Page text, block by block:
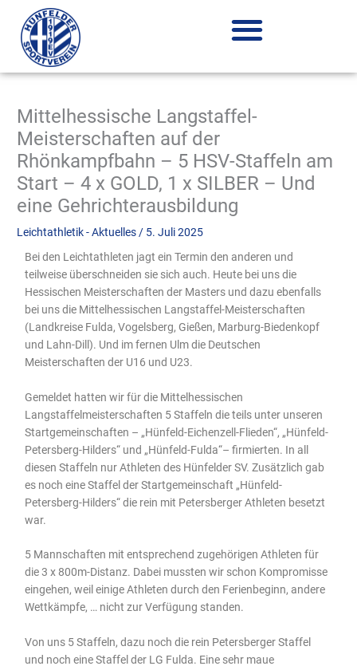
Inhalt
springen
Mittelhessische Langstaffel-
Meisterschaften auf der
Rhönkampfbahn – 5 HSV-Staffeln am
Start – 4 x GOLD, 1 x SILBER – Und
eine Gehrichterausbildung
Leichtathletik - Aktuelles / 5. Juli 2025
Bei den Leichtathleten jagt ein Termin den anderen und
teilweise überschneiden sie sich auch. Heute bei uns die
Hessischen Meisterschaften der Masters und dazu ebenfalls
bei uns die Mittelhessischen Langstaffel-Meisterschaften
(Landkreise Fulda, Vogelsberg, Gießen, Marburg-Biedenkopf
und Lahn-Dill). Und im fernen Ulm die Deutschen
Meisterschaften der U16 und U23.
Gemeldet hatten wir für die Mittelhessischen
Langstaffelmeisterschaften 5 Staffeln die teils unter unseren
Startgemeinschaften – „Hünfeld-Eichenzell-Flieden“, „Hünfeld-
Petersberg-Hilders“ und „Hünfeld-Fulda“– firmierten. In all
diesen Staffeln nur Athleten des Hünfelder SV. Zusätzlich gab
es noch eine Staffel der Startgemeinschaft „Hünfeld-
Petersberg-Hilders“ die rein mit Petersberger Athleten besetzt
war.
5 Mannschaften mit entsprechend zugehörigen Athleten für
die 3 x 800m-Distanz. Dabei mussten wir schon Kompromisse
eingehen, weil einige Athleten durch den Ferienbeginn, andere
Wettkämpfe, … nicht zur Verfügung standen.
Von uns 5 Staffeln, dazu noch die rein Petersberger Staffel
und noch eine Staffel der LG Fulda. Eine sehr maue